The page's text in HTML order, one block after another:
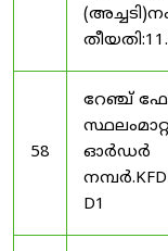
58
റേഞ്ച്
ഓർഡർ
D1